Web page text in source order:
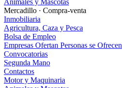
Animales y Mascotas
Mercadillo · Compra-venta
Inmobiliaria
Agricultura, Caza y Pesca
Bolsa de Empleo
Empresas Ofertan Personas se Ofrecen
Convocatorias
Segunda Mano
Contactos
Motor y Maquinaria